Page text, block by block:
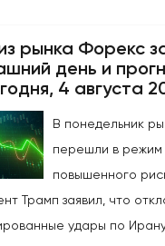
рынка Форекс
день и
4 августа
В понедельник
перешли в режим
повышенного
Трамп заявил, что
удары по